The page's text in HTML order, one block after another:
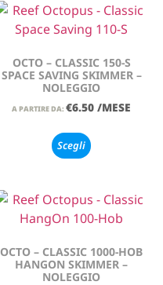
OCTO – CLASSIC 150-S
SPACE SAVING SKIMMER –
NOLEGGIO
A PARTIRE DA: €6.50 /MESE
Scegli
OCTO – CLASSIC 1000-HOB
HANGON SKIMMER –
NOLEGGIO